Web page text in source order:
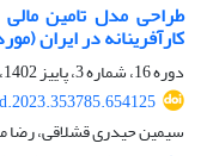
طراحی مدل تامین
کارآفرینانه در ایران
دوره 16، شماره 3، پاییز 1402، صفحه
سیمین حیدری قشلاقی،